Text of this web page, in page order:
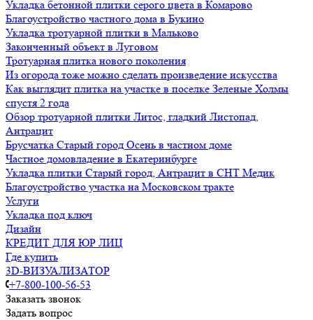
Укладка бетонной плитки серого цвета в Комарово
Благоустройство частного дома в Букино
Укладка тротуарной плитки в Мальково
Законченный объект в Луговом
Тротуарная плитка нового поколения
Из огорода тоже можно сделать произведение искусства
Как выглядит плитка на участке в поселке Зеленые Холмы
спустя 2 года
Обзор тротуарной плитки Литос, гладкий Листопад,
Антрацит
Брусчатка Старый город Осень в частном доме
Частное домовладение в Екатеринбурге
Укладка плитки Старый город, Антрацит в СНТ Медик
Благоустройство участка на Московском тракте
Услуги
Укладка под ключ
Дизайн
КРЕДИТ ДЛЯ ЮР ЛИЦ
Где купить
3D-ВИЗУАЛИЗАТОР
+7-800-100-56-53
Заказать звонок
Задать вопрос